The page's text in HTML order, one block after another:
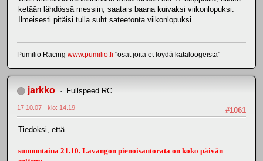
ketään lähdössä messiin, saatais baana kuivaksi viikonlopuksi.
Ilmeisesti pitäisi tulla suht sateetonta viikonlopuksi
Pumilio Racing www.pumilio.fi "osat joita et löydä kataloogeista"
jarkko Fullspeed RC
#1061
17.10.07 - klo: 14.19
Tiedoksi, että
sunnuntaina 21.10. Lavangon pienoisautorata on koko päivän